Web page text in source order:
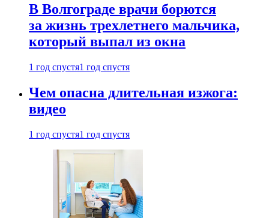
В Волгограде врачи борются
за жизнь трехлетнего мальчика,
который выпал из окна
1 год спустя1 год спустя
Чем опасна длительная изжога:
видео
1 год спустя1 год спустя